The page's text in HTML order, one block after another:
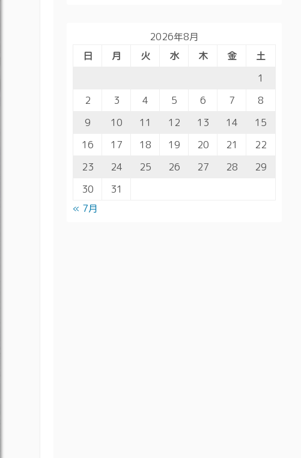
2026年8月
日
月 火 水 木 金
土
1
2
3 4 5 6 7
8
9
10 11 12 13 14
15
16
17 18 19 20 21
22
23
24 25 26 27 28
29
30
31
« 7月